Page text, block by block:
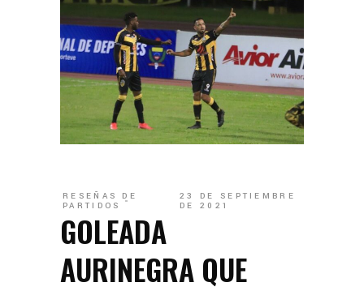
RESEÑAS DE
PARTIDOS
23 DE SEPTIEMBRE
DE 2021
GOLEADA
AURINEGRA QUE